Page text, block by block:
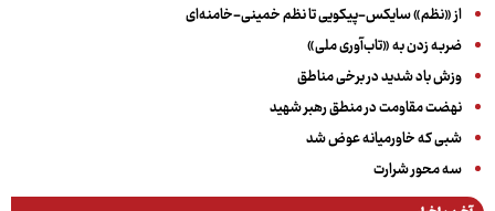
از «نظم» سایکس-پیکویی تا نظم خمینی-خامنه‌ای
ضربه زدن به «تاب‌آوری ملی»
وزش باد شدید در برخی مناطق
نهضت مقاومت در منطق رهبر شهید
شبی که خاورمیانه عوض شد
سه‌ محور شرارت